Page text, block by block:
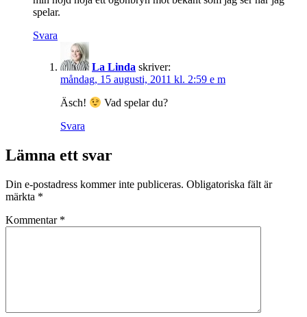
spelar.
Svara
La Linda skriver:
måndag, 15 augusti, 2011 kl. 2:59 e m
Äsch!
Vad spelar du?
Svara
Lämna ett svar
Din e-postadress kommer inte publiceras. Obligatoriska fält är
märkta *
Kommentar *